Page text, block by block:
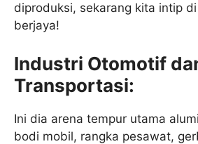
diproduksi, sekarang kita intip
berjaya!
Industri Otomotif
Transportasi:
Ini dia arena tempur utama
bodi mobil, rangka pesawat,